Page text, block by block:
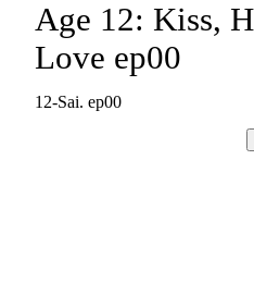
Age 12: Kiss,
Love ep00
12-Sai. ep00